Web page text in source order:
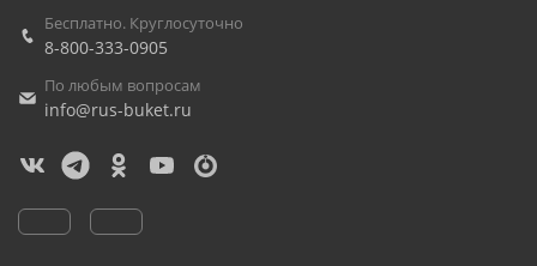
Бесплатно. Круглосуточно
8-800-333-0905
По любым вопросам
info@rus-buket.ru